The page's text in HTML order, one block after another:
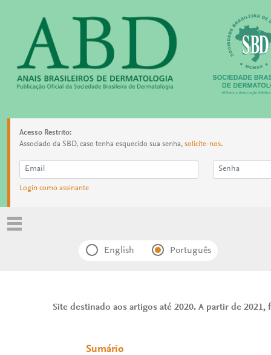
Acesso Restrito:
Associado da SBD, caso tenha esquecido sua senha, solicite-nos.
Login como assinante
English Português
Site destinado aos artigos até 2020. A partir de
Sumário